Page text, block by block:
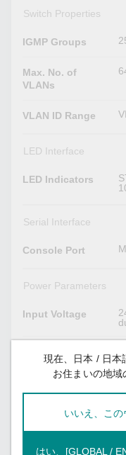
Switch Properties
IGMP Groups
Max. No. of
VLANs
VLAN ID Range
LED Interface
LED Indicators
Serial Interface
Console Port
Power Parameters
Input Voltage
Operating
Voltage
Overload
Protection
Power
現在、日本 / 日本
お住まいの地域
いいえ、この
はい、[GLOBAL /